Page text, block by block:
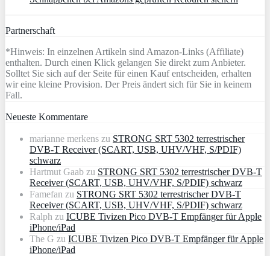
Partnerschaft
*Hinweis: In einzelnen Artikeln sind Amazon-Links (Affiliate)
enthalten. Durch einen Klick gelangen Sie direkt zum Anbieter.
Solltet Sie sich auf der Seite für einen Kauf entscheiden, erhalten
wir eine kleine Provision. Der Preis ändert sich für Sie in keinem
Fall.
Neueste Kommentare
marianne merkens zu STRONG SRT 5302 terrestrischer
DVB-T Receiver (SCART, USB, UHV/VHF, S/PDIF)
schwarz
Hartmut Gaab zu STRONG SRT 5302 terrestrischer DVB-T
Receiver (SCART, USB, UHV/VHF, S/PDIF) schwarz
Famefan zu STRONG SRT 5302 terrestrischer DVB-T
Receiver (SCART, USB, UHV/VHF, S/PDIF) schwarz
Ralph zu ICUBE Tivizen Pico DVB-T Empfänger für Apple
iPhone/iPad
The G zu ICUBE Tivizen Pico DVB-T Empfänger für Apple
iPhone/iPad